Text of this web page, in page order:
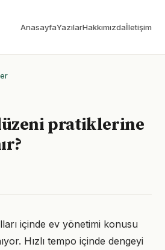
AnasayfaYazılarHakkımızdaİletişim
pratiklerine
içinde ev yönetimi konusu
Hızlı tempo içinde dengeyi